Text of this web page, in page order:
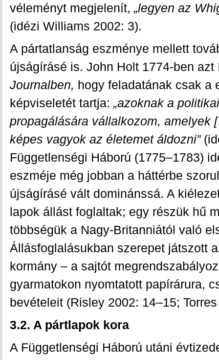
véleményt megjelenít, „legyen az
(idézi Williams 2002: 3).
A pártatlanság eszménye mellett
újságírásé is. John Holt 1774-ben
Journalben, hogy feladatának csak a
képviseletét tartja: „azoknak a
propagálására vállalkozom,
képes vagyok az életemet áldozni”
Függetlenségi Háború (1775–1783)
eszméje még jobban a háttérbe
újságírásé vált dominánssá. A
lapok állást foglaltak; egy részük hű
többségük a Nagy-Britanniától való
Állásfoglalásukban szerepet játszott
kormány – a sajtót
gyarmatokon nyomtatott papírárura,
bevételeit (Risley 2002: 14–15;
3.2. A pártlapok kora
A Függetlenségi Háború utáni